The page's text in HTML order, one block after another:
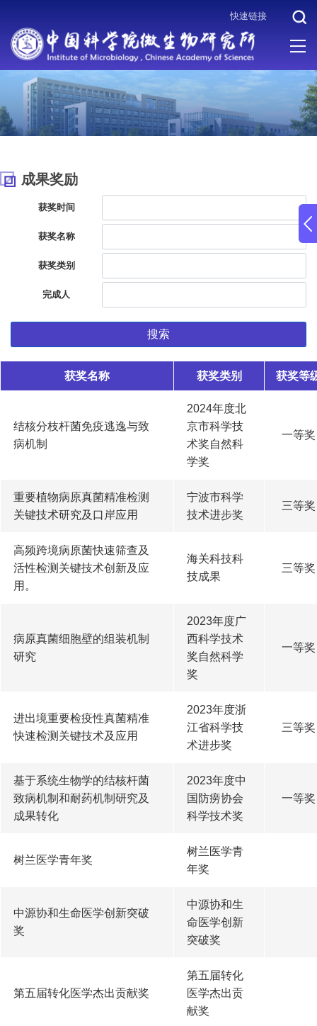
快速链接
成果奖励
获奖时间
获奖名称
获奖类别
完成人
搜索
获奖名称 获奖类别 获奖等
结核分枝杆菌免疫逃逸与致
病机制
2024年度北
京市科学技
术奖自然科
学奖
一等奖
重要植物病原真菌精准检测
关键技术研究及口岸应用
宁波市科学
技术进步奖
三等奖
高频跨境病原菌快速筛查及
活性检测关键技术创新及应
用。
海关科技科
技成果
三等奖
病原真菌细胞壁的组装机制
研究
2023年度广
西科学技术
奖自然科学
奖
一等奖
进出境重要检疫性真菌精准
快速检测关键技术及应用
2023年度浙
江省科学技
术进步奖
三等奖
基于系统生物学的结核杆菌
致病机制和耐药机制研究及
成果转化
2023年度中
国防痨协会
科学技术奖
一等奖
树兰医学青年奖
树兰医学青
年奖
中源协和生命医学创新突破
奖
中源协和生
命医学创新
突破奖
第五届转化医学杰出贡献奖
第五届转化
医学杰出贡
献奖